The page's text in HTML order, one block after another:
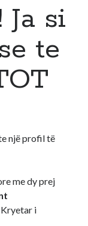
si
te
një profil të
me dy prej
i